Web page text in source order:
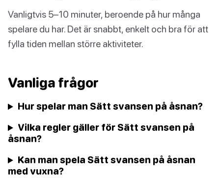
Vanligtvis 5–10 minuter, beroende på hur många
spelare du har. Det är snabbt, enkelt och bra för att
fylla tiden mellan större aktiviteter.
Vanliga frågor
Hur spelar man Sätt svansen på åsnan?
Vilka regler gäller för Sätt svansen på
åsnan?
Kan man spela Sätt svansen på åsnan
med vuxna?